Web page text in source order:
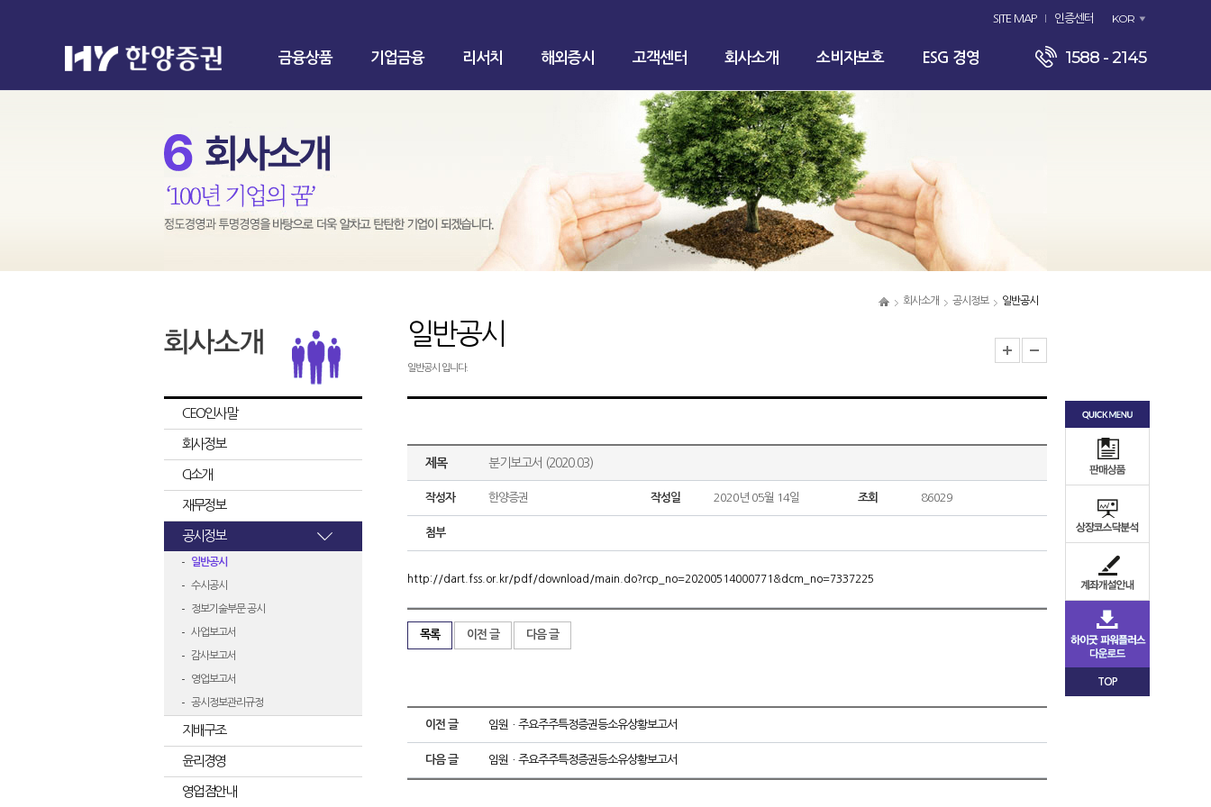
SITE MAP 인증센터 KOR
금융상품 기업금융 리서치 해외증시 고객센터 회사소개 소비자보호 ESG 경영 1588 - 2145
회사소개 공시정보 일반공시
CEO인사말
회사정보
CI소개
재무정보
공시정보
일반공시
수시공시
정보기술부문 공시
사업보고서
감사보고서
영업보고서
공시정보관리규정
지배구조
윤리경영
영업점안내
일반공시
일반공시 입니다.
제목 분기보고서 (2020.03)
작성자 한양증권 작성일 2020년 05월 14일 조회 86029
첨부
http://dart.fss.or.kr/pdf/download/main.do?rcp_no=20200514000771&dcm_no=7337225
목록 이전 글 다음 글
이전 글 임원ㆍ주요주주특정증권등소유상황보고서
다음 글 임원ㆍ주요주주특정증권등소유상황보고서
TOP